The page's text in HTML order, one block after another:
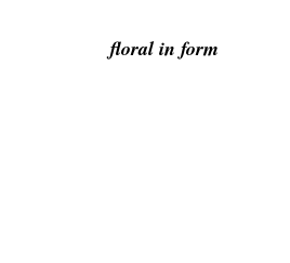
floral in form